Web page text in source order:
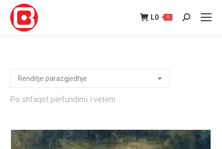
L0 0 Search:
Po shfaqet përfundimi i vetëm